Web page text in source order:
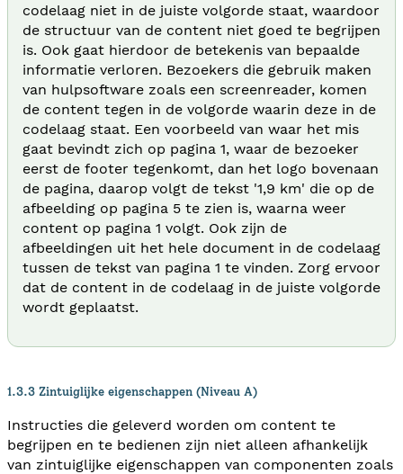
codelaag niet in de juiste volgorde staat, waardoor
de structuur van de content niet goed te begrijpen
is. Ook gaat hierdoor de betekenis van bepaalde
informatie verloren. Bezoekers die gebruik maken
van hulpsoftware zoals een screenreader, komen
de content tegen in de volgorde waarin deze in de
codelaag staat. Een voorbeeld van waar het mis
gaat bevindt zich op pagina 1, waar de bezoeker
eerst de footer tegenkomt, dan het logo bovenaan
de pagina, daarop volgt de tekst '1,9 km' die op de
afbeelding op pagina 5 te zien is, waarna weer
content op pagina 1 volgt. Ook zijn de
afbeeldingen uit het hele document in de codelaag
tussen de tekst van pagina 1 te vinden. Zorg ervoor
dat de content in de codelaag in de juiste volgorde
wordt geplaatst.
1.3.3 Zintuiglijke eigenschappen (Niveau A)
Instructies die geleverd worden om content te
begrijpen en te bedienen zijn niet alleen afhankelijk
van zintuiglijke eigenschappen van componenten zoals